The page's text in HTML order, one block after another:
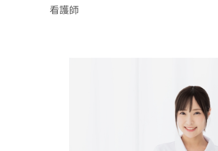
看護師